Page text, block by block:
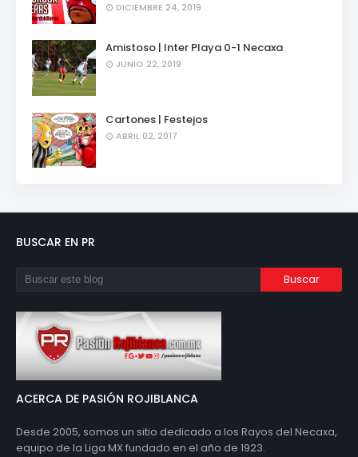
DICIEMBRE 24, 2019
Amistoso | Inter Playa 0-1 Necaxa
JUNIO 22, 2019
Cartones | Festejos
ABRIL 02, 2017
BUSCAR EN PR
ACERCA DE PASIÓN ROJIBLANCA
Desde 2005, somos un sitio dedicado a los Rayos del Necaxa,
equipo de la Liga MX fundado en el año de 1923.